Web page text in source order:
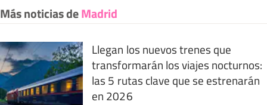
Más noticias deMadrid
Llegan los nuevos trenes que
transformarán los viajes nocturnos:
las 5 rutas clave que se estrenarán
en 2026